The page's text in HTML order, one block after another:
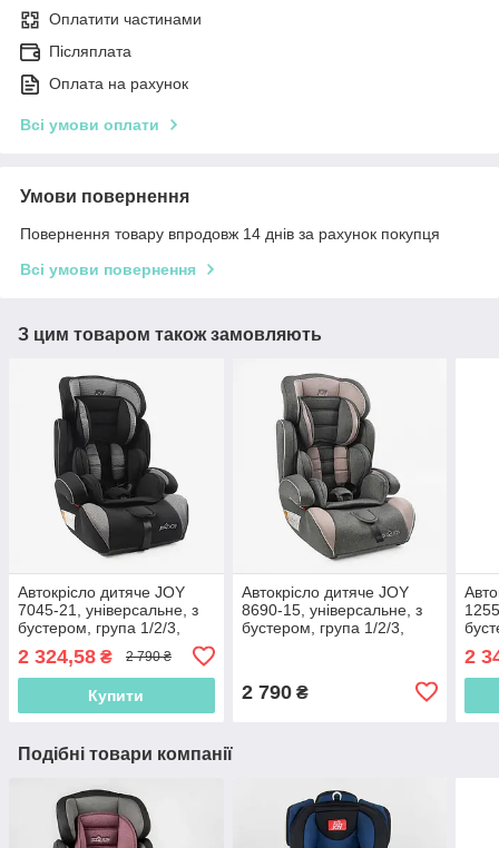
Оплатити частинами
Післяплата
Оплата на рахунок
Всі умови оплати
Умови повернення
Повернення товару впродовж 14 днів за рахунок покупця
Всі умови повернення
З цим товаром також замовляють
Автокрісло дитяче JOY
7045-21, універсальне, з
бустером, група 1/2/3,
2 324,58 ₴ 2 790 ₴
Купити
Автокрісло дитяче JOY
8690-15, універсальне, з
бустером, група 1/2/3,
2 790₴
2
Подібні товари компанії